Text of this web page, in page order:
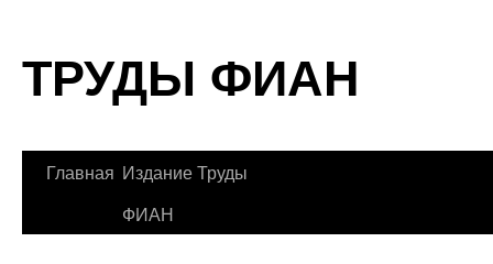
содержимому
ТРУДЫ ФИАН
Главная Издание Труды
ФИАН